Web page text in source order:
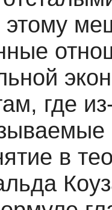
этому
где
в